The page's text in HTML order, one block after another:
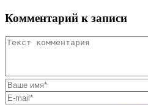
Комментарий к записи